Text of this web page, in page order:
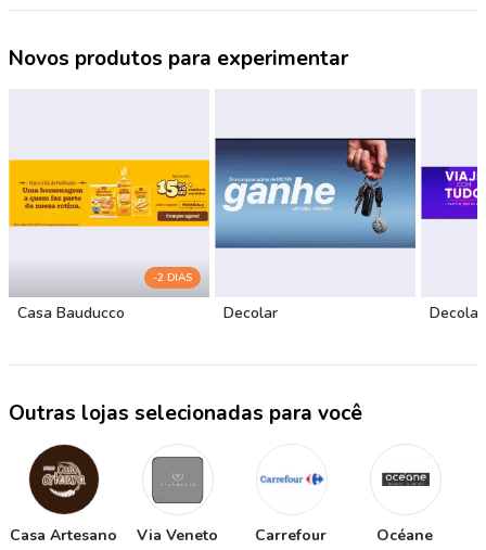
Novos produtos para experimentar
-2 DIAS
Casa Bauducco Decolar Decolar
Outras lojas selecionadas para você
Casa Artesano Via Veneto Carrefour Océane